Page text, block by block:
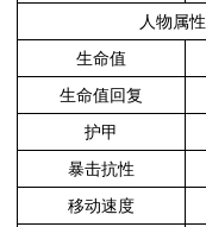
人物属性
生命值
生命值回复
护甲
暴击抗性
移动速度